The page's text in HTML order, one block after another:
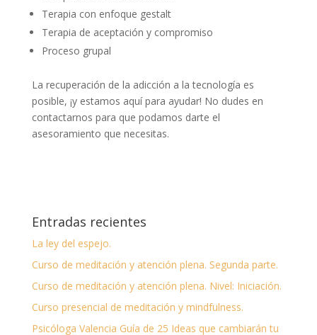
Terapia con enfoque gestalt
Terapia de aceptación y compromiso
Proceso grupal
La recuperación de la adicción a la tecnología es
posible, ¡y estamos aquí para ayudar! No dudes en
contactarnos para que podamos darte el
asesoramiento que necesitas.
Entradas recientes
La ley del espejo.
Curso de meditación y atención plena. Segunda parte.
Curso de meditación y atención plena. Nivel: Iniciación.
Curso presencial de meditación y mindfulness.
Psicóloga Valencia Guía de 25 Ideas que cambiarán tu